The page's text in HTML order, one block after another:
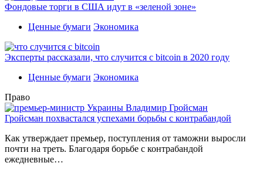
Фондовые торги в США идут в «зеленой зоне»
Ценные бумаги Экономика
Эксперты рассказали, что случится с bitcoin в 2020 году
Ценные бумаги Экономика
Право
Гройсман похвастался успехами борьбы с контрабандой
Как утверждает премьер, поступления от таможни выросли
почти на треть. Благодаря борьбе с контрабандой
ежедневные…